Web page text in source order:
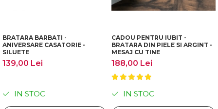
BRATARA BARBATI -
ANIVERSARE CASATORIE -
SILUETE
139,00 Lei
IN STOC
CADOU PENTRU IUBIT -
BRATARA DIN PIELE SI ARGINT -
MESAJ CU TINE
188,00 Lei
IN STOC